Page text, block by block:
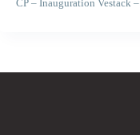
CP – Inauguration Vestack –